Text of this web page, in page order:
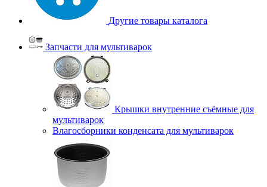
Другие товары каталога
Запчасти для мультиварок
Крышки внутренние съёмные для
мультиварок
Влагосборники конденсата для мультиварок